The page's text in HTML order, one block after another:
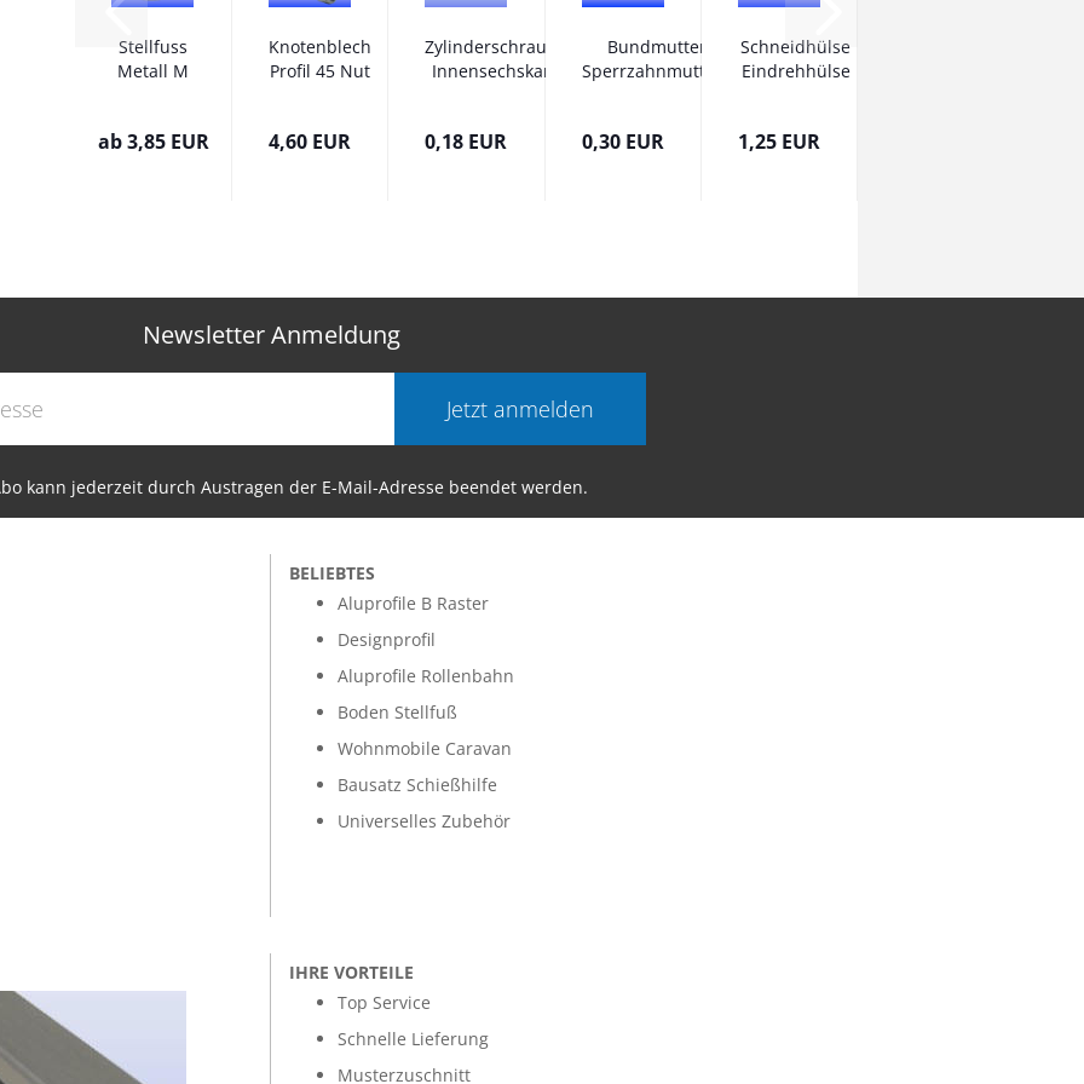
Stellfuss
Metall M
Ø 45...
ab 3,85 EUR
Knotenblech
Profil 45 Nut
4,60 EUR
Zylinderschraube
Innensechskant
0,18 EUR
Bundmutter
Sperrzahnmuttern
0,30 EUR
Schneidhülse
Eindrehhülse
1,25 EUR
Newsletter Anmeldung
Jetzt anmelden
kann jederzeit durch Austragen der E-Mail-Adresse beendet werden.
BELIEBTES
Aluprofile B Raster
Designprofil
Aluprofile Rollenbahn
Boden Stellfuß
Wohnmobile Caravan
Bausatz Schießhilfe
Universelles Zubehör
IHRE VORTEILE
Top Service
Schnelle Lieferung
Musterzuschnitt